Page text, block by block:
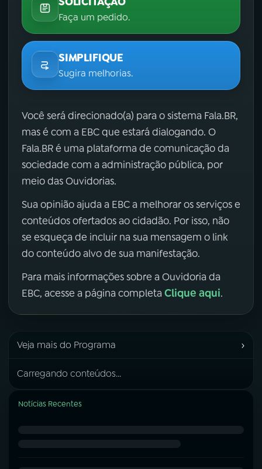
Faça um pedido.
SIMPLIFIQUE
Sugira melhorias.
Você será direcionado(a) para o sistema Fala.BR,
mas é com a EBC que estará dialogando. O
Fala.BR é uma plataforma de comunicação da
sociedade com a administração pública, por
meio das Ouvidorias.
Sua opinião ajuda a EBC a melhorar os serviços e
conteúdos ofertados ao cidadão. Por isso, não
se esqueça de incluir na sua mensagem o link
do conteúdo alvo de sua manifestação.
Para mais informações sobre a Ouvidoria da
EBC, acesse a página completa Clique aqui.
Veja mais do Programa ›
Carregando conteúdos...
Notícias Recentes